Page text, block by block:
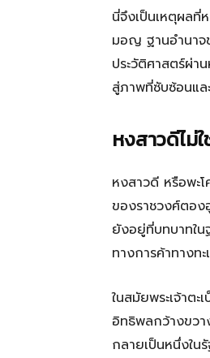
นี่จึงเป็นเหตุผลที่
มอญ ฐานอำนาจ
ประวัติศาสตร์ผ่า
สู่ภาพที่ซับซ้อนแ
หงสาวดีไม่
หงสาวดี หรือพะ
ของราชวงศ์ตอ
ยังอยู่ที่บทบาทใน
ทางการค้าทางทะ
ในสมัยพระเจ้าตะ
อิทธิพลกว้างขว
กลายเป็นหนึ่งใน